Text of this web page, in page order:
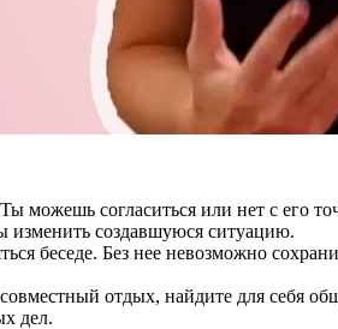
согласиться или нет с его
изменить создавшуюся ситуацию.
беседе. Без нее невозможно
отдых, найдите для себя
дел.